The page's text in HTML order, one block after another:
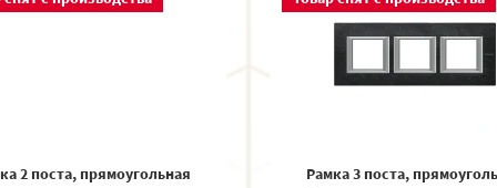
2 поста, прямоугольная
Рамка 3 поста,